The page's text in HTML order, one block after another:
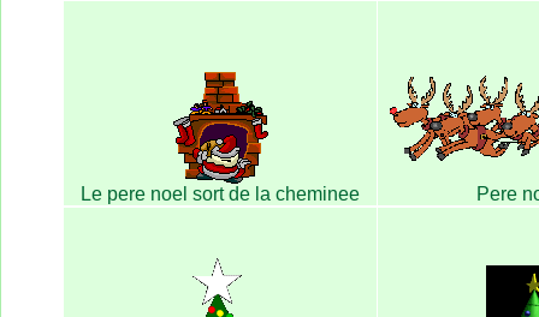
Le pere noel sort de la cheminee Pere